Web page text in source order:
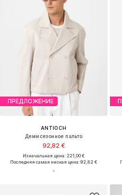
ПРЕДЛОЖЕНИЕ
ANTIOCH
Демисезонное пальто
92,82 €
Изначальная цена: 221,00 €
Последняя самая низкая цена:92,82 €